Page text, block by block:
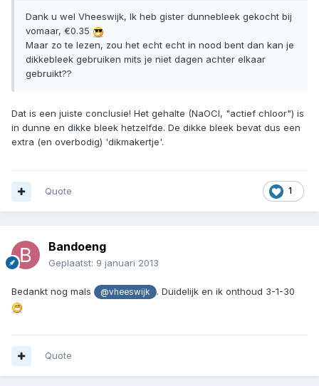
Dank u wel Vheeswijk, Ik heb gister dunnebleek gekocht bij
vomaar, €0.35
Maar zo te lezen, zou het echt echt in nood bent dan kan je
dikkebleek gebruiken mits je niet dagen achter elkaar
gebruikt??
Dat is een juiste conclusie! Het gehalte (NaOCl, "actief chloor") is
in dunne en dikke bleek hetzelfde. De dikke bleek bevat dus een
extra (en overbodig) 'dikmakertje'.
1
Quote
Bandoeng
Geplaatst: 9 januari 2013
Bedankt nog mals @vheeswijk . Duidelijk en ik onthoud 3-1-30
Quote